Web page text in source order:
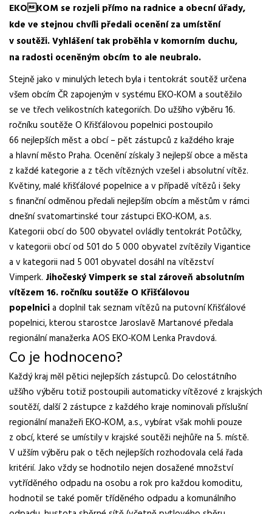
EKOKOM se rozjeli přímo na radnice a obecní úřady,
kde ve stejnou chvíli předali ocenění za umístění
v soutěži. Vyhlášení tak proběhla v komorním duchu,
na radosti oceněným obcím to ale neubralo.
Stejně jako v minulých letech byla i tentokrát soutěž určena
všem obcím ČR zapojeným v systému EKO‑KOM a soutěžilo
se ve třech velikostních kategoriích. Do užšího výběru 16.
ročníku soutěže O Křišťálovou popelnici postoupilo
66 nejlepších měst a obcí – pět zástupců z každého kraje
a hlavní město Praha. Ocenění získaly 3 nejlepší obce a města
z každé kategorie a z těch vítězných vzešel i absolutní vítěz.
Květiny, malé křišťálové popelnice a v případě vítězů i šeky
s finanční odměnou předali nejlepším obcím a městům v rámci
dnešní svatomartinské tour zástupci EKO‑KOM, a.s.
Kategorii obcí do 500 obyvatel ovládly tentokrát Potůčky,
v kategorii obcí od 501 do 5 000 obyvatel zvítězily Vigantice
a v kategorii nad 5 001 obyvatel dosáhl na vítězství
Vimperk. Jihočeský Vimperk se stal zároveň absolutním
vítězem 16. ročníku soutěže O Křišťálovou
popelnicia doplnil tak seznam vítězů na putovní Křišťálové
popelnici, kterou starostce Jaroslavě Martanové předala
regionální manažerka AOS EKO‑KOM Lenka Pravdová.
Co je hodnoceno?
Každý kraj měl pětici nejlepších zástupců. Do celostátního
užšího výběru totiž postoupili automaticky vítězové z krajských
soutěží, další 2 zástupce z každého kraje nominovali příslušní
regionální manažeři EKO‑KOM, a.s., vybírat však mohli pouze
z obcí, které se umístily v krajské soutěži nejhůře na 5. místě.
V užším výběru pak o těch nejlepších rozhodovala celá řada
kritérií. Jako vždy se hodnotilo nejen dosažené množství
vytříděného odpadu na osobu a rok pro každou komoditu,
hodnotil se také poměr tříděného odpadu a komunálního